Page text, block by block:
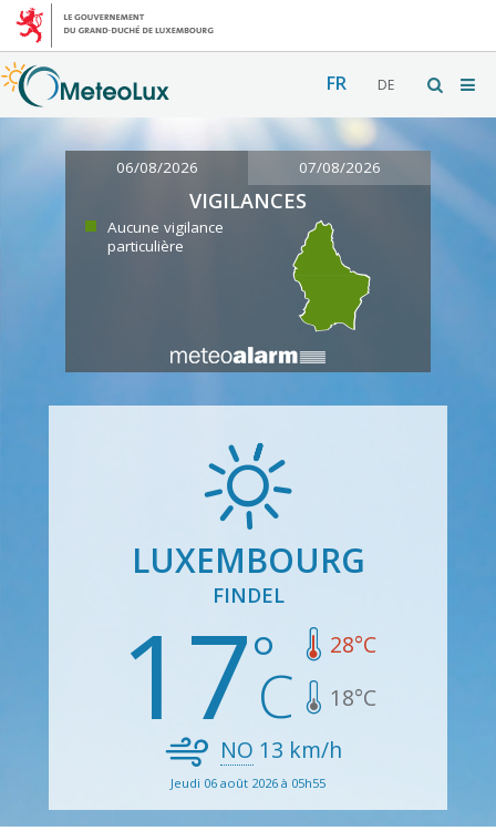
FR DE
06/08/2026 07/08/2026
VIGILANCES
Aucune vigilance
particulière
LUXEMBOURG
FINDEL
17 28°C
18°C
NO 13 km/h
Jeudi 06 août 2026 à 05h55